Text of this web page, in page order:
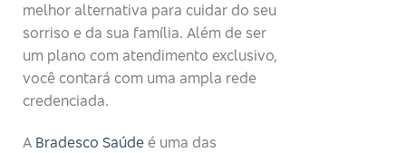
melhor alternativa para cuidar do seu
sorriso e da sua família. Além de ser
um plano com atendimento exclusivo,
você contará com uma ampla rede
credenciada.
A Bradesco Saúde é uma das